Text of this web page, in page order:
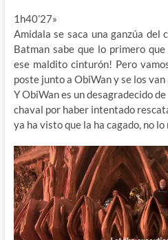
1h40’27»
Amidala se saca una ganzúa del
Batman sabe que lo primero
ese maldito cinturón! Pero
poste junto a ObiWan y se los van
Y ObiWan es un desagradecido
chaval por haber intentado
ya ha visto que la ha cagado, no